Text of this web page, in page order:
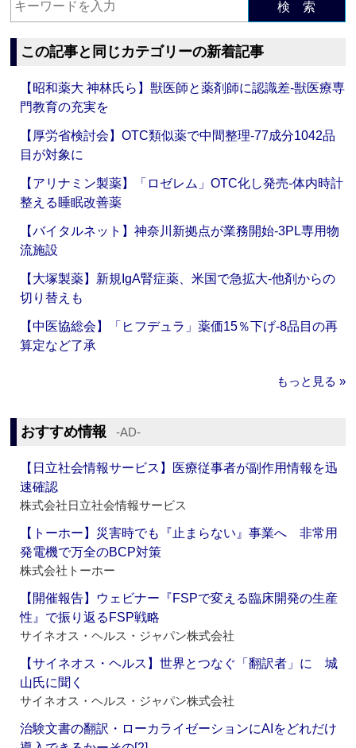
検 索
この記事と同じカテゴリーの新着記事
【昭和薬大 神林氏ら】獣医師と薬剤師に認識差‐獣医療専
門教育の充実を
【厚労省検討会】OTC類似薬で中間整理‐77成分1042品
目が対象に
【アリナミン製薬】「ロゼレム」OTC化し発売‐体内時計
整える睡眠改善薬
【バイタルネット】神奈川新拠点が業務開始‐3PL専用物
流施設
【大塚製薬】新規IgA腎症薬、米国で急拡大‐他剤からの
切り替えも
【中医協総会】「ヒフデュラ」薬価15％下げ‐8品目の再
算定など了承
もっと見る »
おすすめ情報 ‐AD‐
【日立社会情報サービス】医療従事者が副作用情報を迅
速確認
株式会社日立社会情報サービス
【トーホー】災害時でも『止まらない』事業へ 非常用
発電機で万全のBCP対策
株式会社トーホー
【開催報告】ウェビナー『FSPで変える臨床開発の生産
性』で振り返るFSP戦略
サイネオス・ヘルス・ジャパン株式会社
【サイネオス・ヘルス】世界とつなぐ「翻訳者」に 城
山氏に聞く
サイネオス・ヘルス・ジャパン株式会社
治験文書の翻訳・ローカライゼーションにAIをどれだけ